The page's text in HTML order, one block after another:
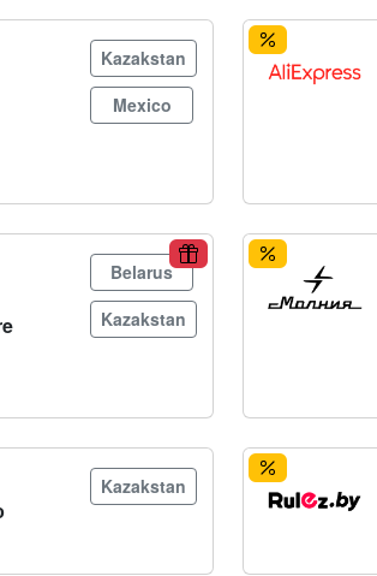
Kazakstan
Mexico
Belarus
Kazakstan
Kazakstan